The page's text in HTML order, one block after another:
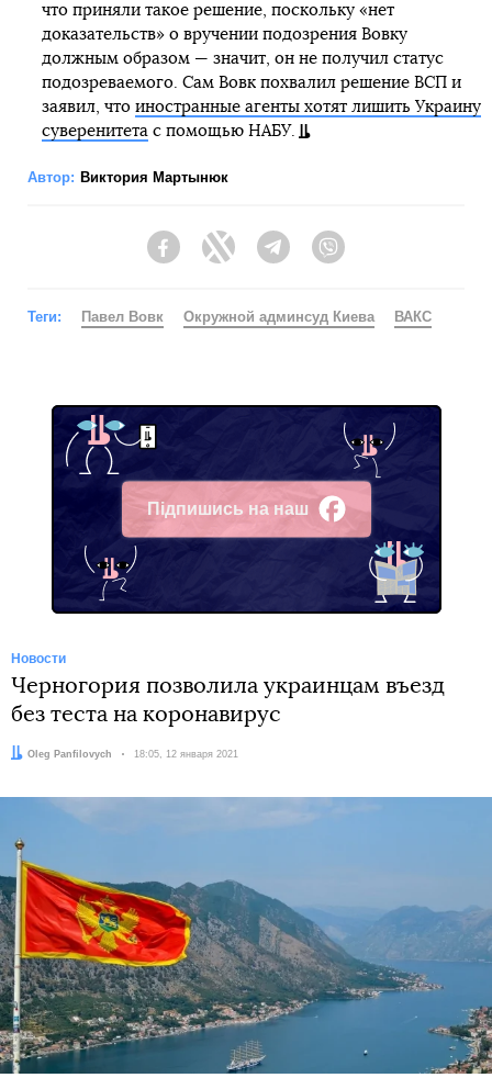
что приняли такое решение, поскольку «нет
доказательств» о вручении подозрения Вовку
должным образом — значит, он не получил статус
подозреваемого. Сам Вовк похвалил решение ВСП и
заявил, что иностранные агенты хотят лишить Украину
суверенитетас помощью НАБУ.
Автор: Виктория Мартынюк
FacebookTwitter Telegram
Теги: Павел Вовк Окружной админсуд Киева ВАКС
Підпишись на наш
Facebook
Новости
Черногория позволила украинцам въезд
без теста на коронавирус
Автор:
Oleg Panfilovych Дата:
18:05, 12 января 2021